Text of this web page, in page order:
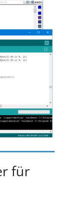
für